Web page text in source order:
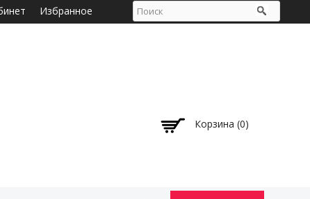
Избранное
Корзина (0)